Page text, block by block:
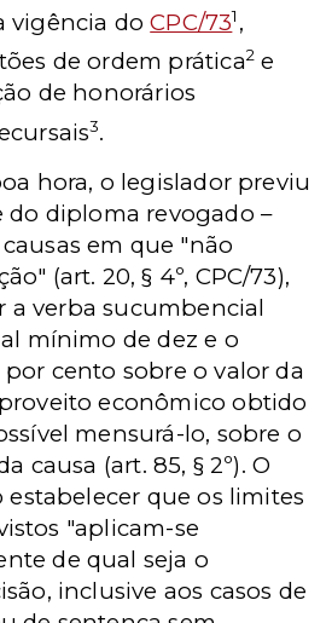
vigência doCPC/731 ,
de ordem prática2e
de honorários
3.
hora, o legislador previu
do diploma revogado –
em que "não
(art. 20, § 4º, CPC/73),
a verba sucumbencial
mínimo de dez e o
cento sobre o valor da
econômico obtido
mensurá-lo, sobre o
causa (art. 85, § 2º). O
estabelecer que os limites
"aplicam-se
de qual seja o
inclusive aos casos de